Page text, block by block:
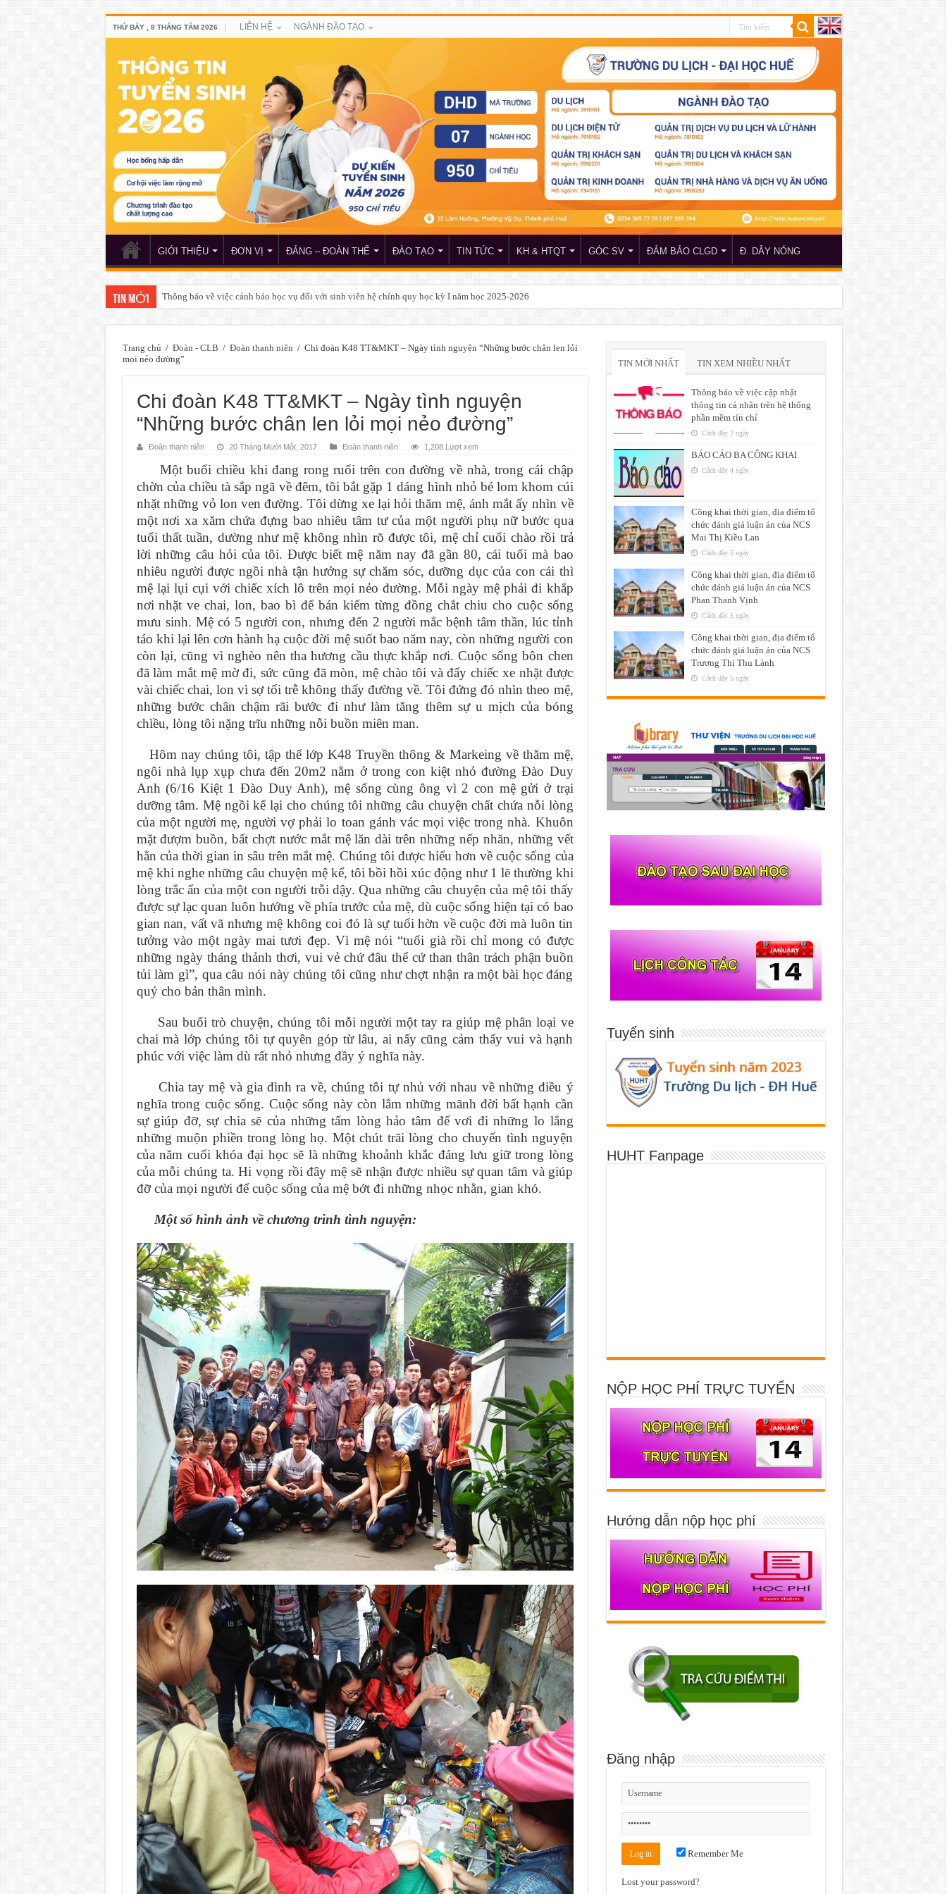
THỨ BẢY , 8 THÁNG TÁM 2026 LIÊN HỆ NGÀNH ĐÀO TẠO
GIỚI THIỆU ĐƠN VỊ ĐẢNG – ĐOÀN THỂ ĐÀO TẠO TIN TỨC KH & HTQT GÓC SV ĐẢM BẢO CLGD Đ. DÂY NÓNG
TIN MỚI Thông báo về việc cảnh báo học vụ đối với sinh viên hệ chính quy học kỳ I năm học 2025-2026
Thông báo về việc nộp hồ sơ đề nghị xét công nhận tốt nghiệp đại học, hình thức đào tạo chính quy, đợt 1 năm 2026
Trang chủ / Đoàn - CLB / Đoàn thanh niên / Chi đoàn K48 TT&MKT – Ngày tình nguyện “Những bước chân len lỏi
mọi nẻo đường”
Chi đoàn K48 TT&MKT – Ngày tình nguyện
“Những bước chân len lỏi mọi nẻo đường”
Đoàn thanh niên 20 Tháng Mười Một, 2017 Đoàn thanh niên 1,208 Lượt xem
Một buổi chiều khi đang rong ruổi trên con đường về nhà, trong cái chập
chờn của chiều tà sắp ngã về đêm, tôi bắt gặp 1 dáng hình nhỏ bé lom khom cúi
nhặt những vỏ lon ven đường. Tôi dừng xe lại hỏi thăm mệ, ánh mắt ấy nhìn về
một nơi xa xăm chứa đựng bao nhiêu tâm tư của một người phụ nữ bước qua
tuổi thất tuần, dường như mệ không nhìn rõ được tôi, mệ chỉ cuối chào rồi trả
lời những câu hỏi của tôi. Được biết mệ năm nay đã gần 80, cái tuổi mà bao
nhiêu người được ngồi nhà tận hưởng sự chăm sóc, dưỡng dục của con cái thì
mệ lại lụi cụi với chiếc xích lô trên mọi nẻo đường. Mỗi ngày mệ phải đi khắp
nơi nhặt ve chai, lon, bao bì để bán kiếm từng đồng chắt chiu cho cuộc sống
mưu sinh. Mệ có 5 người con, nhưng đến 2 người mắc bệnh tâm thần, lúc tỉnh
táo khi lại lên cơn hành hạ cuộc đời mệ suốt bao năm nay, còn những người con
còn lại, cũng vì nghèo nên tha hương cầu thực khắp nơi. Cuộc sống bôn chen
đã làm mắt mệ mờ đi, sức cũng đã mòn, mệ chào tôi và đẩy chiếc xe nhặt được
vài chiếc chai, lon vì sợ tối trễ không thấy đường về. Tôi đứng đó nhìn theo mệ,
những bước chân chậm rãi bước đi như làm tăng thêm sự u mịch của bóng
chìều, lòng tôi nặng trĩu những nỗi buồn miên man.
Hôm nay chúng tôi, tập thể lớp K48 Truyền thông & Markeing về thăm mệ,
ngôi nhà lụp xụp chưa đến 20m2 nằm ở trong con kiệt nhỏ đường Đào Duy
Anh (6/16 Kiệt 1 Đào Duy Anh), mệ sống cùng ông vì 2 con mệ gửi ở trại
dưỡng tâm. Mệ ngồi kể lại cho chúng tôi những câu chuyện chất chứa nỗi lòng
của một người mẹ, người vợ phải lo toan gánh vác mọi việc trong nhà. Khuôn
mặt đượm buồn, bất chợt nước mắt mệ lăn dài trên những nếp nhăn, những vết
hằn của thời gian in sâu trên mắt mệ. Chúng tôi được hiểu hơn về cuộc sống của
mệ khi nghe những câu chuyện mệ kể, tôi bồi hồi xúc động như 1 lẽ thường khi
lòng trắc ẩn của một con người trỗi dậy. Qua những câu chuyện của mệ tôi thấy
được sự lạc quan luôn hướng về phía trước của mệ, dù cuộc sống hiện tại có bao
gian nan, vất vã nhưng mệ không coi đó là sự tuổi hờn về cuộc đời mà luôn tin
tưởng vào một ngày mai tươi đẹp. Vì mệ nói “tuổi già rồi chỉ mong có được
những ngày tháng thảnh thơi, vui vẻ chứ đâu thể cứ than thân trách phận buồn
tủi làm gì”, qua câu nói này chúng tôi cũng như chợt nhận ra một bài học đáng
quý cho bản thân mình.
Sau buổi trò chuyện, chúng tôi mỗi người một tay ra giúp mệ phân loại ve
chai mà lớp chúng tôi tự quyên góp từ lâu, ai nấy cũng cảm thấy vui và hạnh
phúc với việc làm dù rất nhỏ nhưng đầy ý nghĩa này.
Chia tay mệ và gia đình ra về, chúng tôi tự nhủ với nhau về những điều ý
nghĩa trong cuộc sống. Cuộc sống này còn lắm những mãnh đời bất hạnh cần
sự giúp đỡ, sự chia sẽ của những tấm lòng hảo tâm để vơi đi những lo lắng
những muộn phiền trong lòng họ. Một chút trãi lòng cho chuyến tình nguyện
của năm cuối khóa đại học sẽ là những khoảnh khắc đáng lưu giữ trong lòng
của mỗi chúng ta. Hi vọng rồi đây mệ sẽ nhận được nhiều sự quan tâm và giúp
đỡ của mọi người để cuộc sống của mệ bớt đi những nhọc nhằn, gian khó.
Một số hình ảnh về chương trình tình nguyện:
TIN MỚI NHẤT TIN XEM NHIỀU NHẤT
Thông báo về việc cập nhật
thông tin cá nhân trên hệ thống
phần mềm tín chỉ
Cách đây 2 ngày
BÁO CÁO BA CÔNG KHAI
Cách đây 4 ngày
Công khai thời gian, địa điểm tổ
chức đánh giá luận án của NCS
Mai Thị Kiều Lan
Cách đây 5 ngày
Công khai thời gian, địa điểm tổ
chức đánh giá luận án của NCS
Phan Thanh Vịnh
Cách đây 5 ngày
Công khai thời gian, địa điểm tổ
chức đánh giá luận án của NCS
Trương Thị Thu Lành
Cách đây 5 ngày
Tuyển sinh
HUHT Fanpage
NỘP HỌC PHÍ TRỰC TUYẾN
Hướng dẫn nộp học phí
Đăng nhập
Remember Me
Lost your password?